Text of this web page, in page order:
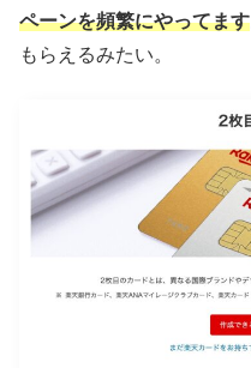
ペーンを頻繁にやってます
もらえるみたい。